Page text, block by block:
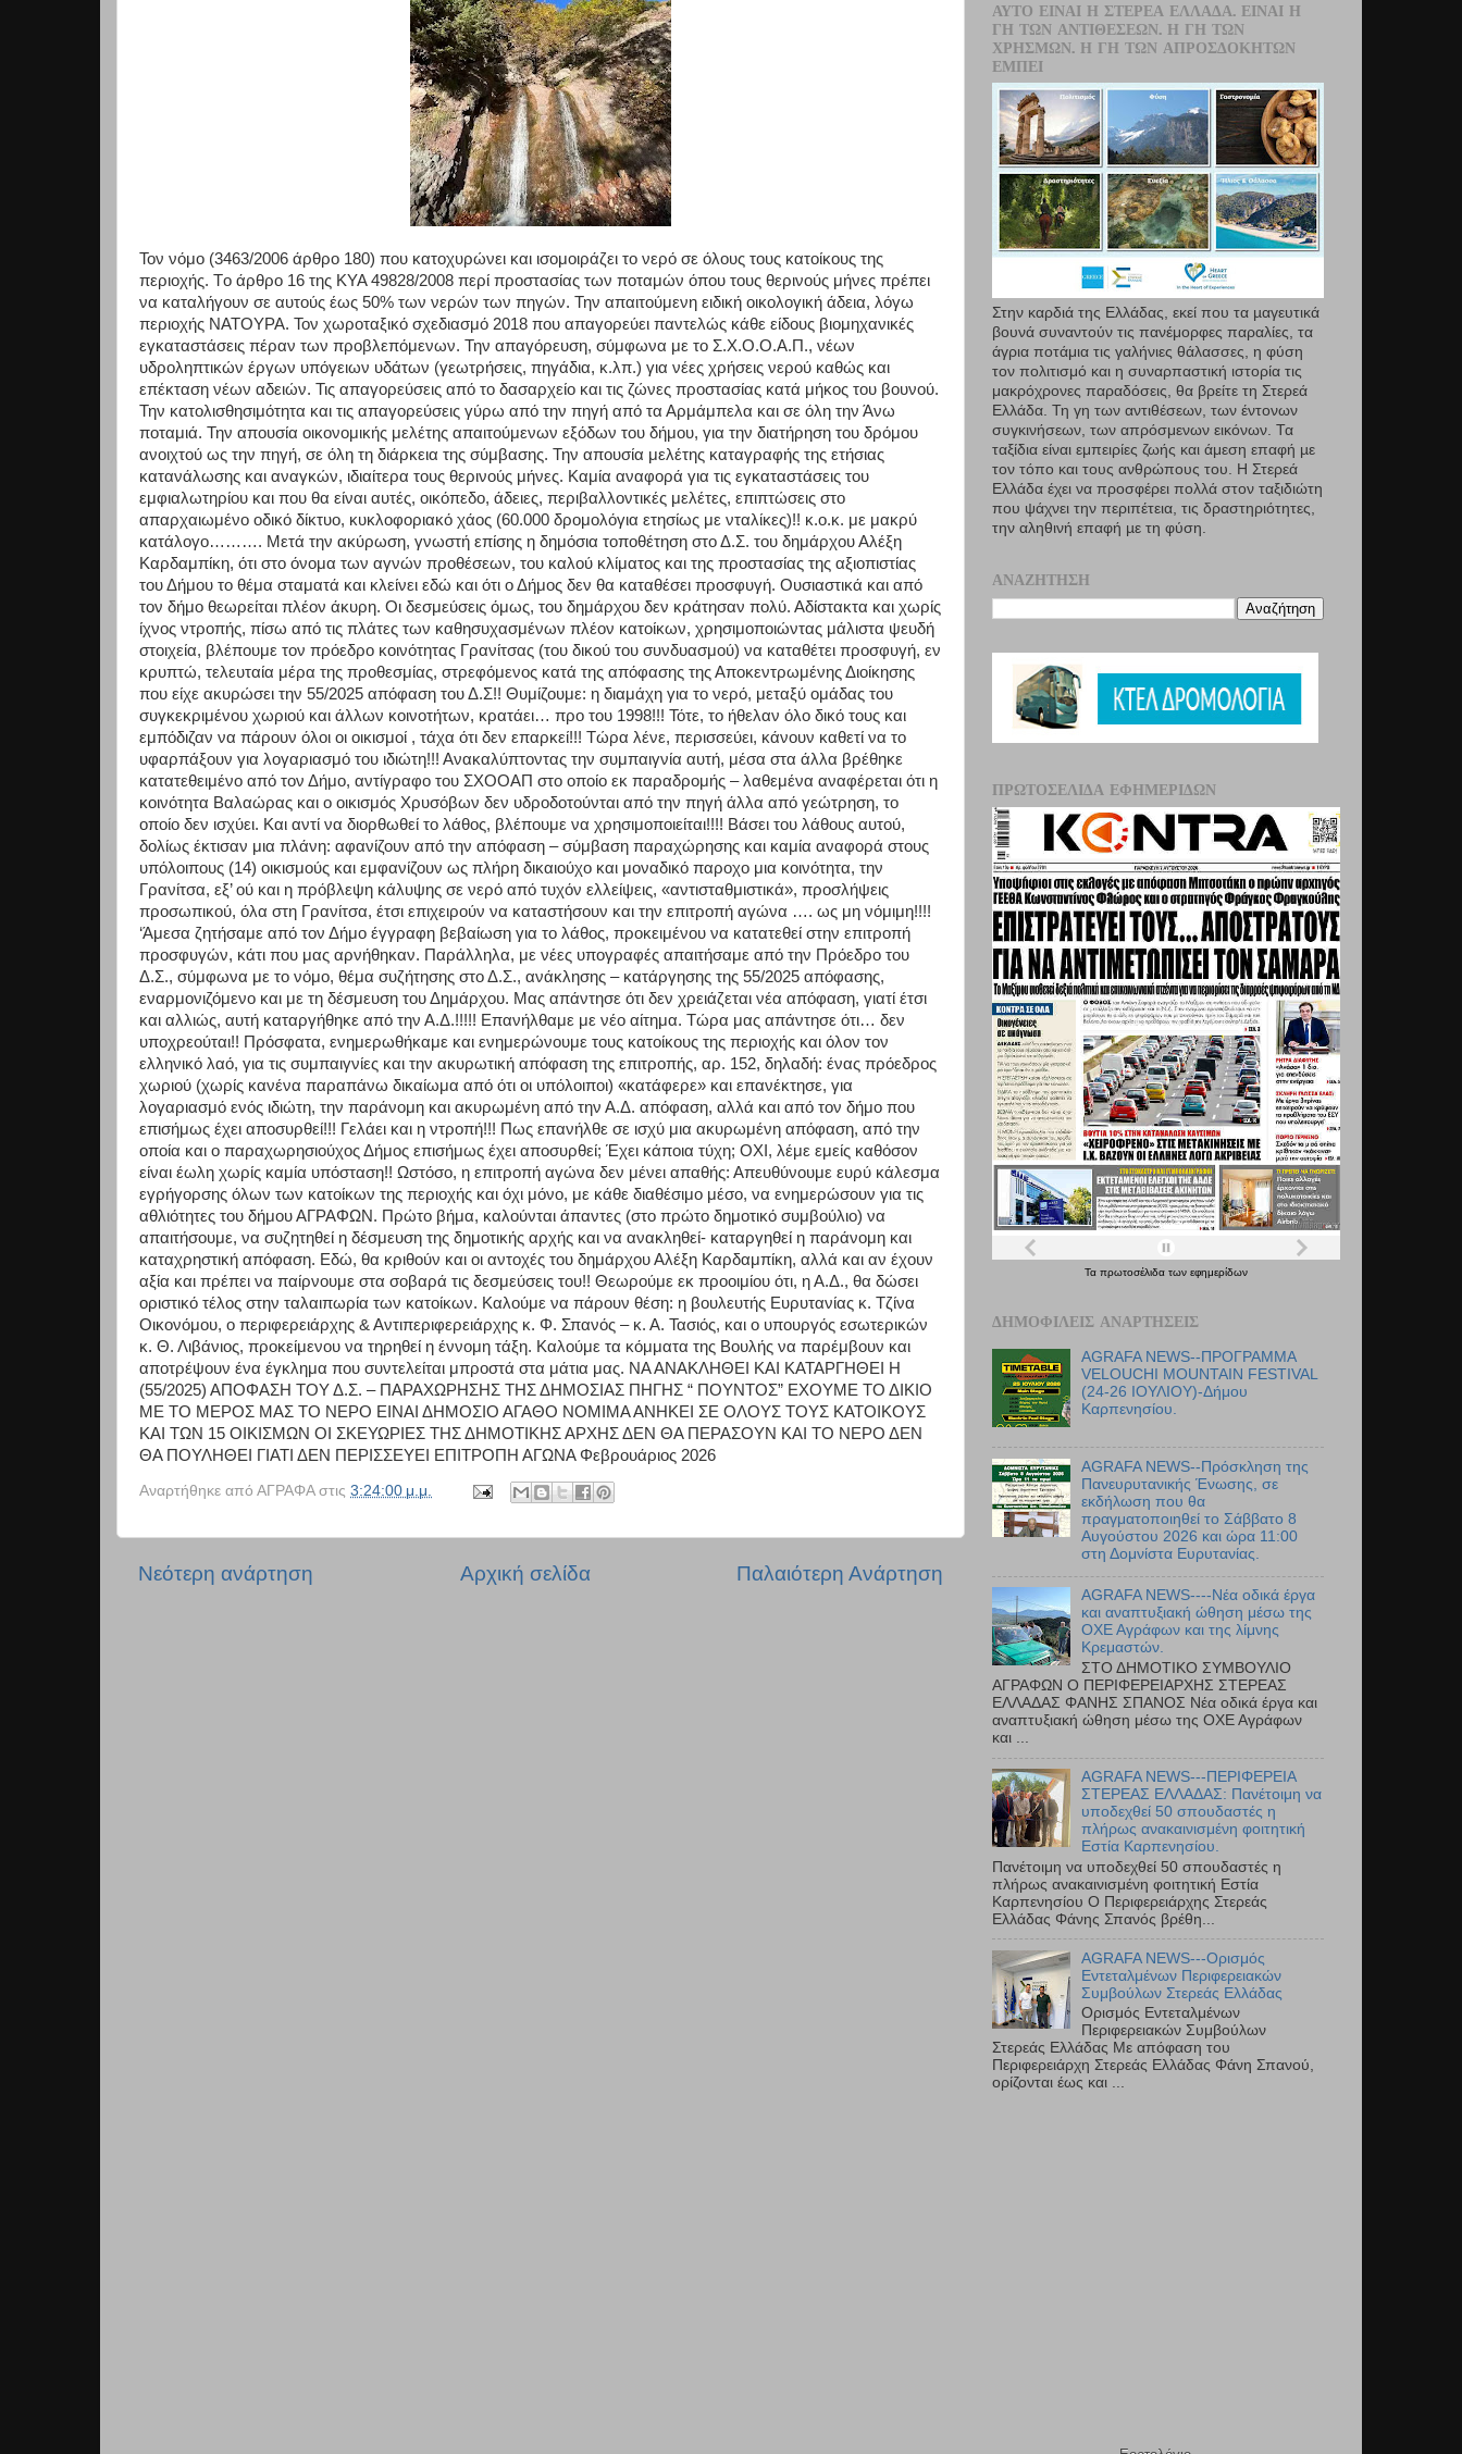
Τον νόμο (3463/2006 άρθρο 180) που κατοχυρώνει και ισομοιράζει το νερό σε όλους τους κατοίκους της
περιοχής. Tο άρθρο 16 της ΚΥΑ 49828/2008 περί προστασίας των ποταμών όπου τους θερινούς μήνες πρέπει
να καταλήγουν σε αυτούς έως 50% των νερών των πηγών. Την απαιτούμενη ειδική οικολογική άδεια, λόγω
περιοχής ΝΑΤΟΥΡΑ. Τον χωροταξικό σχεδιασμό 2018 που απαγορεύει παντελώς κάθε είδους βιομηχανικές
εγκαταστάσεις πέραν των προβλεπόμενων. Την απαγόρευση, σύμφωνα με το Σ.Χ.Ο.Ο.Α.Π., νέων
υδροληπτικών έργων υπόγειων υδάτων (γεωτρήσεις, πηγάδια, κ.λπ.) για νέες χρήσεις νερού καθώς και
επέκταση νέων αδειών. Τις απαγορεύσεις από το δασαρχείο και τις ζώνες προστασίας κατά μήκος του βουνού.
Την κατολισθησιμότητα και τις απαγορεύσεις γύρω από την πηγή από τα Αρμάμπελα και σε όλη την Άνω
ποταμιά. Την απουσία οικονομικής μελέτης απαιτούμενων εξόδων του δήμου, για την διατήρηση του δρόμου
ανοιχτού ως την πηγή, σε όλη τη διάρκεια της σύμβασης. Την απουσία μελέτης καταγραφής της ετήσιας
κατανάλωσης και αναγκών, ιδιαίτερα τους θερινούς μήνες. Καμία αναφορά για τις εγκαταστάσεις του
εμφιαλωτηρίου και που θα είναι αυτές, οικόπεδο, άδειες, περιβαλλοντικές μελέτες, επιπτώσεις στο
απαρχαιωμένο οδικό δίκτυο, κυκλοφοριακό χάος (60.000 δρομολόγια ετησίως με νταλίκες)!! κ.ο.κ. με μακρύ
κατάλογο………. Μετά την ακύρωση, γνωστή επίσης η δημόσια τοποθέτηση στο Δ.Σ. του δημάρχου Αλέξη
Καρδαμπίκη, ότι στο όνομα των αγνών προθέσεων, του καλού κλίματος και της προστασίας της αξιοπιστίας
του Δήμου το θέμα σταματά και κλείνει εδώ και ότι ο Δήμος δεν θα καταθέσει προσφυγή. Ουσιαστικά και από
τον δήμο θεωρείται πλέον άκυρη. Οι δεσμεύσεις όμως, του δημάρχου δεν κράτησαν πολύ. Αδίστακτα και χωρίς
ίχνος ντροπής, πίσω από τις πλάτες των καθησυχασμένων πλέον κατοίκων, χρησιμοποιώντας μάλιστα ψευδή
στοιχεία, βλέπουμε τον πρόεδρο κοινότητας Γρανίτσας (του δικού του συνδυασμού) να καταθέτει προσφυγή, εν
κρυπτώ, τελευταία μέρα της προθεσμίας, στρεφόμενος κατά της απόφασης της Αποκεντρωμένης Διοίκησης
που είχε ακυρώσει την 55/2025 απόφαση του Δ.Σ!! Θυμίζουμε: η διαμάχη για το νερό, μεταξύ ομάδας του
συγκεκριμένου χωριού και άλλων κοινοτήτων, κρατάει… προ του 1998!!! Τότε, το ήθελαν όλο δικό τους και
εμπόδιζαν να πάρουν όλοι οι οικισμοί , τάχα ότι δεν επαρκεί!!! Τώρα λένε, περισσεύει, κάνουν καθετί να το
υφαρπάξουν για λογαριασμό του ιδιώτη!!! Ανακαλύπτοντας την συμπαιγνία αυτή, μέσα στα άλλα βρέθηκε
κατατεθειμένο από τον Δήμο, αντίγραφο του ΣΧΟΟΑΠ στο οποίο εκ παραδρομής – λαθεμένα αναφέρεται ότι η
κοινότητα Βαλαώρας και ο οικισμός Χρυσόβων δεν υδροδοτούνται από την πηγή άλλα από γεώτρηση, το
οποίο δεν ισχύει. Και αντί να διορθωθεί το λάθος, βλέπουμε να χρησιμοποιείται!!!! Βάσει του λάθους αυτού,
δολίως έκτισαν μια πλάνη: αφανίζουν από την απόφαση – σύμβαση παραχώρησης και καμία αναφορά στους
υπόλοιπους (14) οικισμούς και εμφανίζουν ως πλήρη δικαιούχο και μοναδικό παροχο μια κοινότητα, την
Γρανίτσα, εξ’ ού και η πρόβλεψη κάλυψης σε νερό από τυχόν ελλείψεις, «αντισταθμιστικά», προσλήψεις
προσωπικού, όλα στη Γρανίτσα, έτσι επιχειρούν να καταστήσουν και την επιτροπή αγώνα …. ως μη νόμιμη!!!!
‘Άμεσα ζητήσαμε από τον Δήμο έγγραφη βεβαίωση για το λάθος, προκειμένου να κατατεθεί στην επιτροπή
προσφυγών, κάτι που μας αρνήθηκαν. Παράλληλα, με νέες υπογραφές απαιτήσαμε από την Πρόεδρο του
Δ.Σ., σύμφωνα με το νόμο, θέμα συζήτησης στο Δ.Σ., ανάκλησης – κατάργησης της 55/2025 απόφασης,
εναρμονιζόμενο και με τη δέσμευση του Δημάρχου. Μας απάντησε ότι δεν χρειάζεται νέα απόφαση, γιατί έτσι
και αλλιώς, αυτή καταργήθηκε από την Α.Δ.!!!!! Επανήλθαμε με νέο αίτημα. Τώρα μας απάντησε ότι… δεν
υποχρεούται!! Πρόσφατα, ενημερωθήκαμε και ενημερώνουμε τους κατοίκους της περιοχής και όλον τον
ελληνικό λαό, για τις συμπαιγνίες και την ακυρωτική απόφαση της επιτροπής, αρ. 152, δηλαδή: ένας πρόεδρος
χωριού (χωρίς κανένα παραπάνω δικαίωμα από ότι οι υπόλοιποι) «κατάφερε» και επανέκτησε, για
λογαριασμό ενός ιδιώτη, την παράνομη και ακυρωμένη από την Α.Δ. απόφαση, αλλά και από τον δήμο που
επισήμως έχει αποσυρθεί!!! Γελάει και η ντροπή!!! Πως επανήλθε σε ισχύ μια ακυρωμένη απόφαση, από την
οποία και ο παραχωρησιούχος Δήμος επισήμως έχει αποσυρθεί; Έχει κάποια τύχη; ΟΧΙ, λέμε εμείς καθόσον
είναι έωλη χωρίς καμία υπόσταση!! Ωστόσο, η επιτροπή αγώνα δεν μένει απαθής: Απευθύνουμε ευρύ κάλεσμα
εγρήγορσης όλων των κατοίκων της περιοχής και όχι μόνο, με κάθε διαθέσιμο μέσο, να ενημερώσουν για τις
αθλιότητες του δήμου ΑΓΡΑΦΩΝ. Πρώτο βήμα, καλούνται άπαντες (στο πρώτο δημοτικό συμβούλιο) να
απαιτήσουμε, να συζητηθεί η δέσμευση της δημοτικής αρχής και να ανακληθεί- καταργηθεί η παράνομη και
καταχρηστική απόφαση. Εδώ, θα κριθούν και οι αντοχές του δημάρχου Αλέξη Καρδαμπίκη, αλλά και αν έχουν
αξία και πρέπει να παίρνουμε στα σοβαρά τις δεσμεύσεις του!! Θεωρούμε εκ προοιμίου ότι, η Α.Δ., θα δώσει
οριστικό τέλος στην ταλαιπωρία των κατοίκων. Καλούμε να πάρουν θέση: η βουλευτής Ευρυτανίας κ. Τζίνα
Οικονόμου, ο περιφερειάρχης & Αντιπεριφερειάρχης κ. Φ. Σπανός – κ. Α. Τασιός, και ο υπουργός εσωτερικών
κ. Θ. Λιβάνιος, προκείμενου να τηρηθεί η έννομη τάξη. Καλούμε τα κόμματα της Βουλής να παρέμβουν και
αποτρέψουν ένα έγκλημα που συντελείται μπροστά στα μάτια μας. ΝΑ ΑΝΑΚΛΗΘΕΙ ΚΑΙ ΚΑΤΑΡΓΗΘΕΙ Η
(55/2025) ΑΠΟΦΑΣΗ ΤΟΥ Δ.Σ. – ΠΑΡΑΧΩΡΗΣΗΣ ΤΗΣ ΔΗΜΟΣΙΑΣ ΠΗΓΗΣ “ ΠΟΥΝΤΟΣ” ΕΧΟΥΜΕ ΤΟ ΔΙΚΙΟ
ΜΕ ΤΟ ΜΕΡΟΣ ΜΑΣ ΤΟ ΝΕΡΟ ΕΙΝΑΙ ΔΗΜΟΣΙΟ ΑΓΑΘΟ ΝΟΜΙΜΑ ΑΝΗΚΕΙ ΣΕ ΟΛΟΥΣ ΤΟΥΣ ΚΑΤΟΙΚΟΥΣ
ΚΑΙ ΤΩΝ 15 ΟΙΚΙΣΜΩΝ ΟΙ ΣΚΕΥΩΡΙΕΣ ΤΗΣ ΔΗΜΟΤΙΚΗΣ ΑΡΧΗΣ ΔΕΝ ΘΑ ΠΕΡΑΣΟΥΝ ΚΑΙ ΤΟ ΝΕΡΟ ΔΕΝ
ΘΑ ΠΟΥΛΗΘΕΙ ΓΙΑΤΙ ΔΕΝ ΠΕΡΙΣΣΕΥΕΙ ΕΠΙΤΡΟΠΗ ΑΓΩΝΑ Φεβρουάριος 2026
Αναρτήθηκε από ΑΓΡΑΦΑ στις 3:24:00 μ.μ.
Νεότερη ανάρτηση Παλαιότερη Ανάρτηση
Αρχική σελίδα
ΑΥΤΌ ΕΊΝΑΙ Η ΣΤΕΡΕΆ ΕΛΛΆΔΑ. ΕΊΝΑΙ Η
ΓΗ ΤΩΝ ΑΝΤΙΘΈΣΕΩΝ. Η ΓΗ ΤΩΝ
ΧΡΗΣΜΏΝ. Η ΓΗ ΤΩΝ ΑΠΡΟΣΔΌΚΗΤΩΝ
ΕΜΠΕΙ
Στην καρδιά της Ελλάδας, εκεί που τα µαγευτικά
βουνά συναντούν τις πανέμορφες παραλίες, τα
άγρια ποτάμια τις γαλήνιες θάλασσες, η φύση
τον πολιτισμό και η συναρπαστική ιστορία τις
μακρόχρονες παραδόσεις, θα βρείτε τη Στερεά
Ελλάδα. Τη γη των αντιθέσεων, των έντονων
συγκινήσεων, των απρόσμενων εικόνων. Τα
ταξίδια είναι εμπειρίες ζωής και άμεση επαφή µε
τον τόπο και τους ανθρώπους του. Η Στερεά
Ελλάδα έχει να προσφέρει πολλά στον ταξιδιώτη
που ψάχνει την περιπέτεια, τις δραστηριότητες,
την αληθινή επαφή µε τη φύση.
ΑΝΑΖΉΤΗΣΗ
ΠΡΩΤΟΣΈΛΙΔΑ ΕΦΗΜΕΡΊΔΩΝ
Τα πρωτοσέλιδα των εφημερίδων
ΔΗΜΟΦΙΛΕΊΣ ΑΝΑΡΤΉΣΕΙΣ
AGRAFA NEWS--ΠΡΟΓΡΑΜΜΑ
VELOUCHI MOUNTAIN FESTIVAL
(24-26 ΙΟΥΛΙΟΥ)-Δήμου
Καρπενησίου.
AGRAFA NEWS--Πρόσκληση της
Πανευρυτανικής Ένωσης, σε
εκδήλωση που θα
πραγματοποιηθεί το Σάββατο 8
Αυγούστου 2026 και ώρα 11:00
στη Δομνίστα Ευρυτανίας.
AGRAFA NEWS----Νέα οδικά έργα
και αναπτυξιακή ώθηση μέσω της
ΟΧΕ Αγράφων και της λίμνης
Κρεμαστών.
ΣΤΟ ΔΗΜΟΤΙΚΟ ΣΥΜΒΟΥΛΙΟ
ΑΓΡΑΦΩΝ Ο ΠΕΡΙΦΕΡΕΙΑΡΧΗΣ ΣΤΕΡΕΑΣ
ΕΛΛΑΔΑΣ ΦΑΝΗΣ ΣΠΑΝΟΣ Νέα οδικά έργα και
αναπτυξιακή ώθηση μέσω της ΟΧΕ Αγράφων
και ...
AGRAFA NEWS---ΠΕΡΙΦΕΡΕΙΑ
ΣΤΕΡΕΑΣ ΕΛΛΑΔΑΣ: Πανέτοιμη να
υποδεχθεί 50 σπουδαστές η
πλήρως ανακαινισμένη φοιτητική
Εστία Καρπενησίου.
Πανέτοιμη να υποδεχθεί 50 σπουδαστές η
πλήρως ανακαινισμένη φοιτητική Εστία
Καρπενησίου Ο Περιφερειάρχης Στερεάς
Ελλάδας Φάνης Σπανός βρέθη...
AGRAFA NEWS---Ορισμός
Εντεταλμένων Περιφερειακών
Συμβούλων Στερεάς Ελλάδας
Ορισμός Εντεταλμένων
Περιφερειακών Συμβούλων
Στερεάς Ελλάδας Με απόφαση του
Περιφερειάρχη Στερεάς Ελλάδας Φάνη Σπανού,
ορίζονται έως και ...